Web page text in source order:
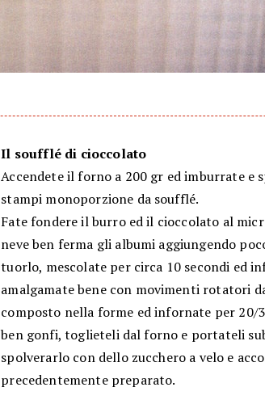
Il soufflé di cioccolato
Accendete il forno a 200 gr ed imburrate e
stampi monoporzione da soufflé.
Fate fondere il burro ed il cioccolato al
neve ben ferma gli albumi aggiungendo
tuorlo, mescolate per circa 10 secondi ed
amalgamate bene con movimenti rotatori
composto nella forme ed infornate per
ben gonfi, toglieteli dal forno e portateli
spolverarlo con dello zucchero a velo e
precedentemente preparato.